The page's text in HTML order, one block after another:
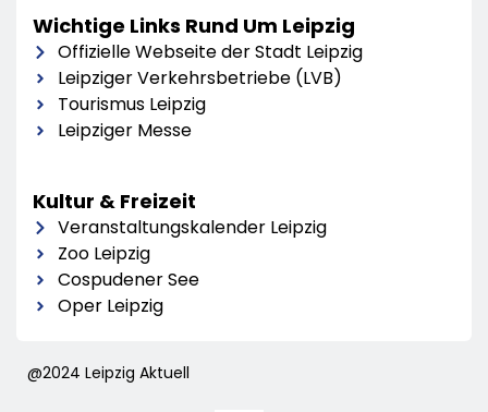
Wichtige Links Rund Um Leipzig
Offizielle Webseite der Stadt Leipzig
Leipziger Verkehrsbetriebe (LVB)
Tourismus Leipzig
Leipziger Messe
Kultur & Freizeit
Veranstaltungskalender Leipzig
Zoo Leipzig
Cospudener See
Oper Leipzig
@2024 Leipzig Aktuell